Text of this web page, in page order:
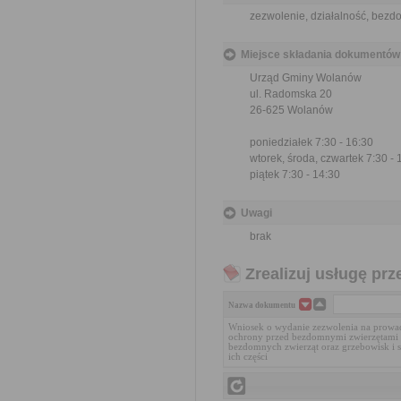
zezwolenie, działalność,
Miejsce składania dokumentów
Urząd Gminy Wolanów
ul. Radomska 20
26-625 Wolanów
poniedziałek 7:30 - 16:30
wtorek, środa, czwartek 7:30 -
piątek 7:30 - 14:30
Uwagi
brak
Zrealizuj usługę
Nazwa dokumentu
Wniosek o wydanie zezwolenia na
ochrony przed bezdomnymi zwierzętami
bezdomnych zwierząt oraz grzebowisk i
ich części